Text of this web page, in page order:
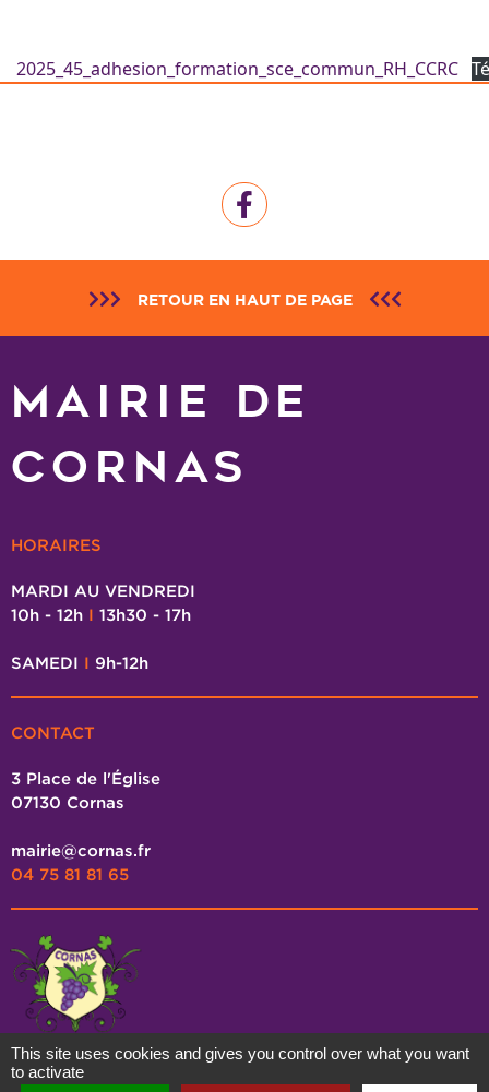
2025_45_adhesion_formation_sce_commun_RH_CCRC
RETOUR EN HAUT DE PAGE
MAIRIE DE
CORNAS
HORAIRES
MARDI AU VENDREDI
10h - 12h I 13h30 - 17h
SAMEDI I 9h-12h
CONTACT
3 Place de l'Église
07130 Cornas
mairie@cornas.fr
04 75 81 81 65
This site uses cookies and gives you control over what you want
to activate